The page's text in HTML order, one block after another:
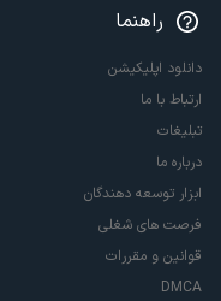
راهنما
دانلود اپلیکیشن
ارتباط با ما
تبلیغات
درباره ما
ابزار توسعه دهندگان
فرصت های شغلی
قوانین و مقررات
DMCA